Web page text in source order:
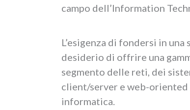
campo dell’Information
L’esigenza di fondersi in
desiderio di offrire una
segmento delle reti, dei
client/server e web-
informatica.